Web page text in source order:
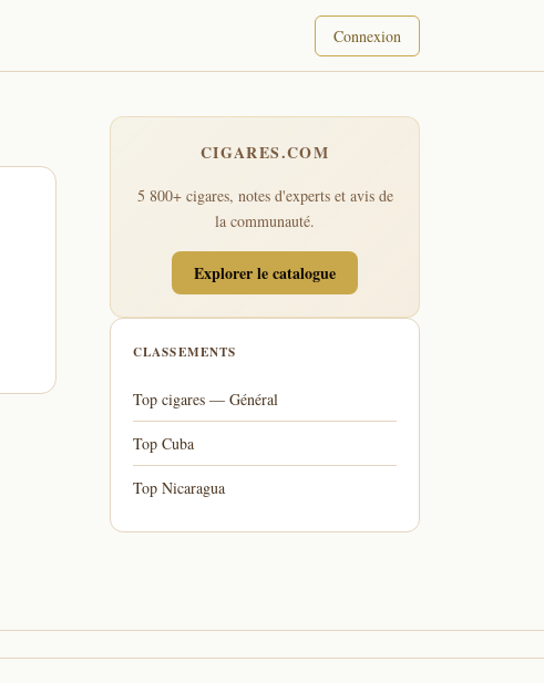
Connexion
CIGARES.COM
5 800+ cigares, notes d'experts et avis de
la communauté.
Explorer le catalogue
CLASSEMENTS
Top cigares — Général
Top Cuba
Top Nicaragua